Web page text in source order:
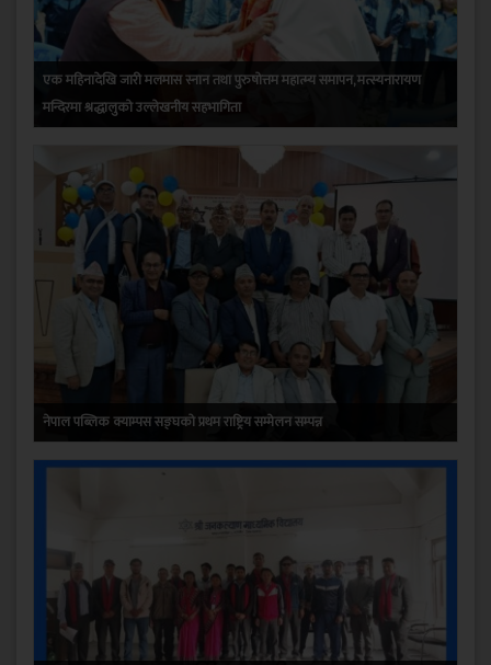
एक महिनादेखि जारी मलमास स्नान तथा पुरुषोत्तम महात्म्य समापन, मत्स्यनारायण
मन्दिरमा श्रद्धालुको उल्लेखनीय सहभागिता
नेपाल पब्लिक क्याम्पस सङ्घको प्रथम राष्ट्रिय सम्मेलन सम्पन्न